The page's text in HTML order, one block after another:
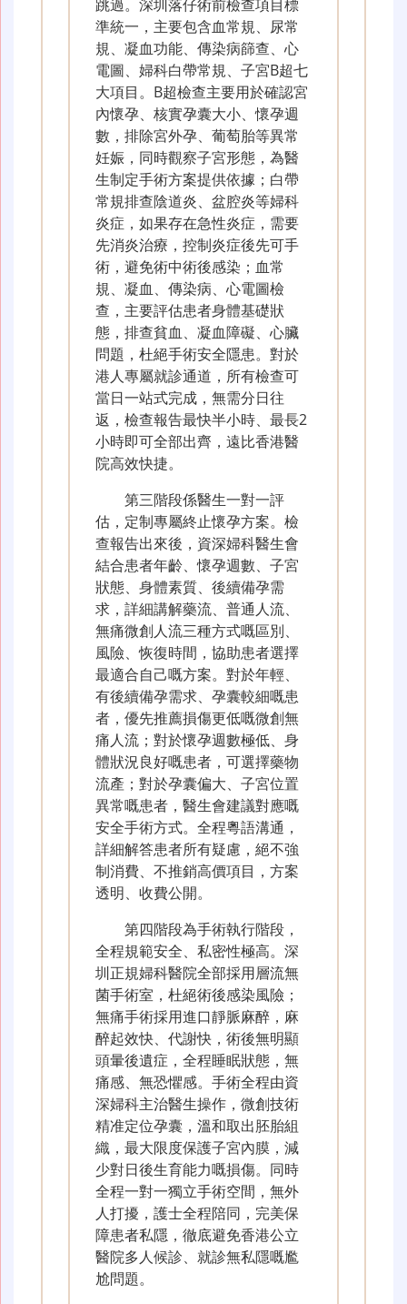
跳過。深圳落仔術前檢查項目標
準統一，主要包含血常規、尿常
規、凝血功能、傳染病篩查、心
電圖、婦科白帶常規、子宮B超七
大項目。B超檢查主要用於確認宮
內懷孕、核實孕囊大小、懷孕週
數，排除宮外孕、葡萄胎等異常
妊娠，同時觀察子宮形態，為醫
生制定手術方案提供依據；白帶
常規排查陰道炎、盆腔炎等婦科
炎症，如果存在急性炎症，需要
先消炎治療，控制炎症後先可手
術，避免術中術後感染；血常
規、凝血、傳染病、心電圖檢
查，主要評估患者身體基礎狀
態，排查貧血、凝血障礙、心臟
問題，杜絕手術安全隱患。對於
港人專屬就診通道，所有檢查可
當日一站式完成，無需分日往
返，檢查報告最快半小時、最長2
小時即可全部出齊，遠比香港醫
院高效快捷。
第三階段係醫生一對一評
估，定制專屬終止懷孕方案。檢
查報告出來後，資深婦科醫生會
結合患者年齡、懷孕週數、子宮
狀態、身體素質、後續備孕需
求，詳細講解藥流、普通人流、
無痛微創人流三種方式嘅區別、
風險、恢復時間，協助患者選擇
最適合自己嘅方案。對於年輕、
有後續備孕需求、孕囊較細嘅患
者，優先推薦損傷更低嘅微創無
痛人流；對於懷孕週數極低、身
體狀況良好嘅患者，可選擇藥物
流產；對於孕囊偏大、子宮位置
異常嘅患者，醫生會建議對應嘅
安全手術方式。全程粵語溝通，
詳細解答患者所有疑慮，絕不強
制消費、不推銷高價項目，方案
透明、收費公開。
第四階段為手術執行階段，
全程規範安全、私密性極高。深
圳正規婦科醫院全部採用層流無
菌手術室，杜絕術後感染風險；
無痛手術採用進口靜脈麻醉，麻
醉起效快、代謝快，術後無明顯
頭暈後遺症，全程睡眠狀態，無
痛感、無恐懼感。手術全程由資
深婦科主治醫生操作，微創技術
精准定位孕囊，溫和取出胚胎組
織，最大限度保護子宮內膜，減
少對日後生育能力嘅損傷。同時
全程一對一獨立手術空間，無外
人打擾，護士全程陪同，完美保
障患者私隱，徹底避免香港公立
醫院多人候診、就診無私隱嘅尷
尬問題。